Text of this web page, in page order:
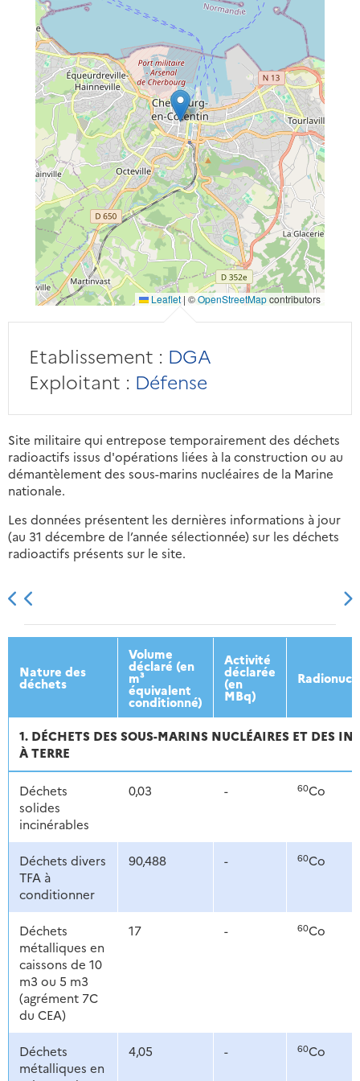
Leaflet | ©OpenStreetMapcontributors
Etablissement : DGA
Exploitant : Défense
Site militaire qui entrepose temporairement des déchets
radioactifs issus d'opérations liées à la construction ou au
démantèlement des sous-marins nucléaires de la Marine
nationale.
Les données présentent les dernières informations à jour
(au 31 décembre de l’année sélectionnée) sur les déchets
radioactifs présents sur le site.
2013 2014 2015 2016
Nature des
déchets
Volume
déclaré (en
m³
équivalent
conditionné)
Activité
déclarée
(en
MBq)
1. DÉCHETS DES SOUS-MARINS NUCLÉAIRES ET DES
À TERRE
Déchets
solides
incinérables
0,03 - 60Co
Déchets divers
TFA à
conditionner
90,488 - 60Co
Déchets
métalliques en
caissons de 10
m3 ou 5 m3
(agrément 7C
du CEA)
17 - 60Co
Déchets
métalliques en
4,05 - 60Co